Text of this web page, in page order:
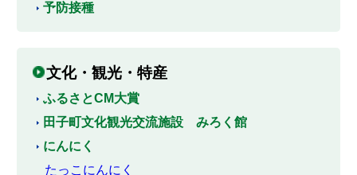
予防接種
文化・観光・特産
ふるさとCM大賞
田子町文化観光交流施設 みろく館
にんにく
たっこにんにく